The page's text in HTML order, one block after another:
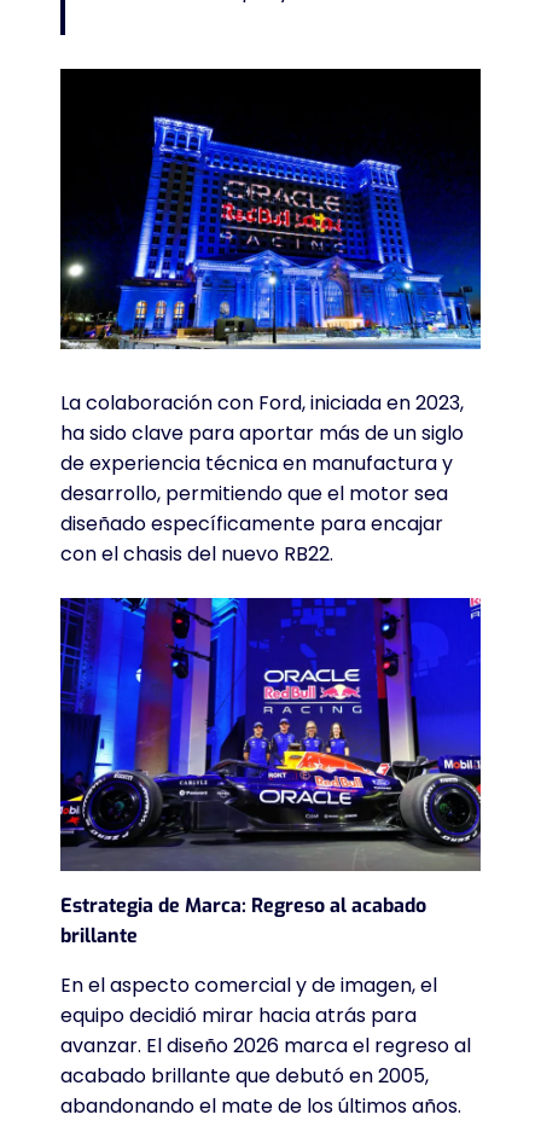
La colaboración con Ford, iniciada en 2023,
ha sido clave para aportar más de un siglo
de experiencia técnica en manufactura y
desarrollo, permitiendo que el motor sea
diseñado específicamente para encajar
con el chasis del nuevo RB22.
Estrategia de Marca: Regreso al acabado
brillante
En el aspecto comercial y de imagen, el
equipo decidió mirar hacia atrás para
avanzar. El diseño 2026 marca el regreso al
acabado brillante que debutó en 2005,
abandonando el mate de los últimos años.